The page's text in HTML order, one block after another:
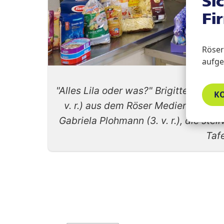
"Alles Lila oder was?" Brigitte
v. r.) aus dem Röser Medienhaus
Gabriela Plohmann (3. v. r.), die